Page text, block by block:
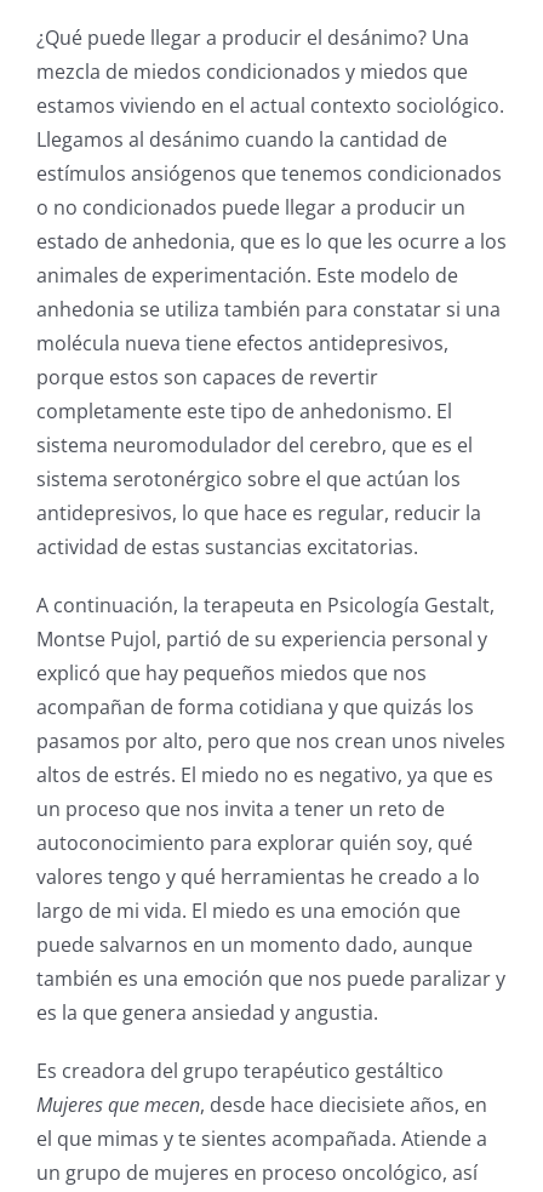
¿Qué puede llegar a producir el desánimo? Una
mezcla de miedos condicionados y miedos que
estamos viviendo en el actual contexto sociológico.
Llegamos al desánimo cuando la cantidad de
estímulos ansiógenos que tenemos condicionados
o no condicionados puede llegar a producir un
estado de anhedonia, que es lo que les ocurre a los
animales de experimentación. Este modelo de
anhedonia se utiliza también para constatar si una
molécula nueva tiene efectos antidepresivos,
porque estos son capaces de revertir
completamente este tipo de anhedonismo. El
sistema neuromodulador del cerebro, que es el
sistema serotonérgico sobre el que actúan los
antidepresivos, lo que hace es regular, reducir la
actividad de estas sustancias excitatorias.
A continuación, la terapeuta en Psicología Gestalt,
Montse Pujol, partió de su experiencia personal y
explicó que hay pequeños miedos que nos
acompañan de forma cotidiana y que quizás los
pasamos por alto, pero que nos crean unos niveles
altos de estrés. El miedo no es negativo, ya que es
un proceso que nos invita a tener un reto de
autoconocimiento para explorar quién soy, qué
valores tengo y qué herramientas he creado a lo
largo de mi vida. El miedo es una emoción que
puede salvarnos en un momento dado, aunque
también es una emoción que nos puede paralizar y
es la que genera ansiedad y angustia.
Es creadora del grupo terapéutico gestáltico
Mujeres que mecen, desde hace diecisiete años, en
el que mimas y te sientes acompañada. Atiende a
un grupo de mujeres en proceso oncológico, así